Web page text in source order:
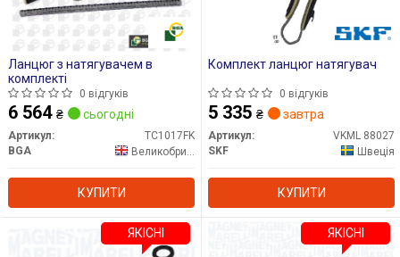
Ланцюг з натягувачем в
комплекті
0 відгуків
6 564 ₴ сьогодні
Артикул:
TC1017FK
BGA
Великобританія
КУПИТИ
Комплект ланцюг натягувач
0 відгуків
5 335 ₴ завтра
Артикул:
VKML 88027
SKF
Швеція
КУПИТИ
ЯКІСНІ ЯКІСНІ